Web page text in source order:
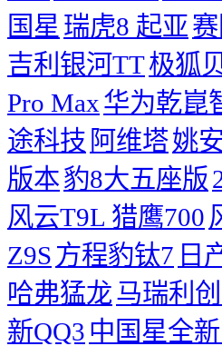
国星 瑞虎8 起亚
吉利银河TT极狐
Pro Max华为乾崑
途科技 阿维塔姚
版本豹8大五座版
风云T9L 猎鹰700
Z9S 方程豹钛7 日
哈弗猛龙马瑞利
新QQ3 中国星全